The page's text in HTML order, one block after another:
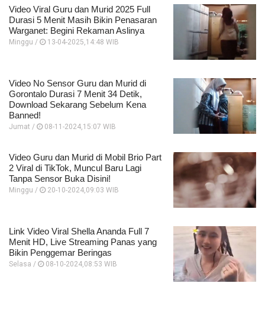
Video Viral Guru dan Murid 2025 Full
Durasi 5 Menit Masih Bikin Penasaran
Warganet: Begini Rekaman Aslinya
Minggu / 13-04-2025,14:48 WIB
Video No Sensor Guru dan Murid di
Gorontalo Durasi 7 Menit 34 Detik,
Download Sekarang Sebelum Kena
Banned!
Jumat / 08-11-2024,15:07 WIB
Video Guru dan Murid di Mobil Brio Part
2 Viral di TikTok, Muncul Baru Lagi
Tanpa Sensor Buka Disini!
Minggu / 20-10-2024,09:03 WIB
Link Video Viral Shella Ananda Full 7
Menit HD, Live Streaming Panas yang
Bikin Penggemar Beringas
Selasa / 08-10-2024,08:53 WIB